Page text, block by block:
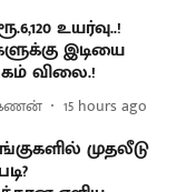
உயர்வு..!
இடியை
விலை.!
15 hours ago
முதலீடு